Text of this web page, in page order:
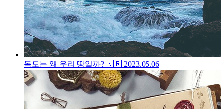
독도는 왜 우리 땅일까? 🇰🇷 2023.05.06